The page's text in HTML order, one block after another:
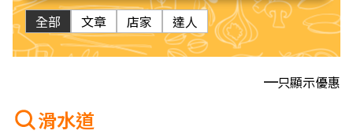
全部 文章 店家 達人
只顯示優惠
滑水道